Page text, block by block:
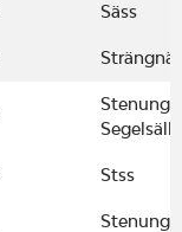
Säss
Stss